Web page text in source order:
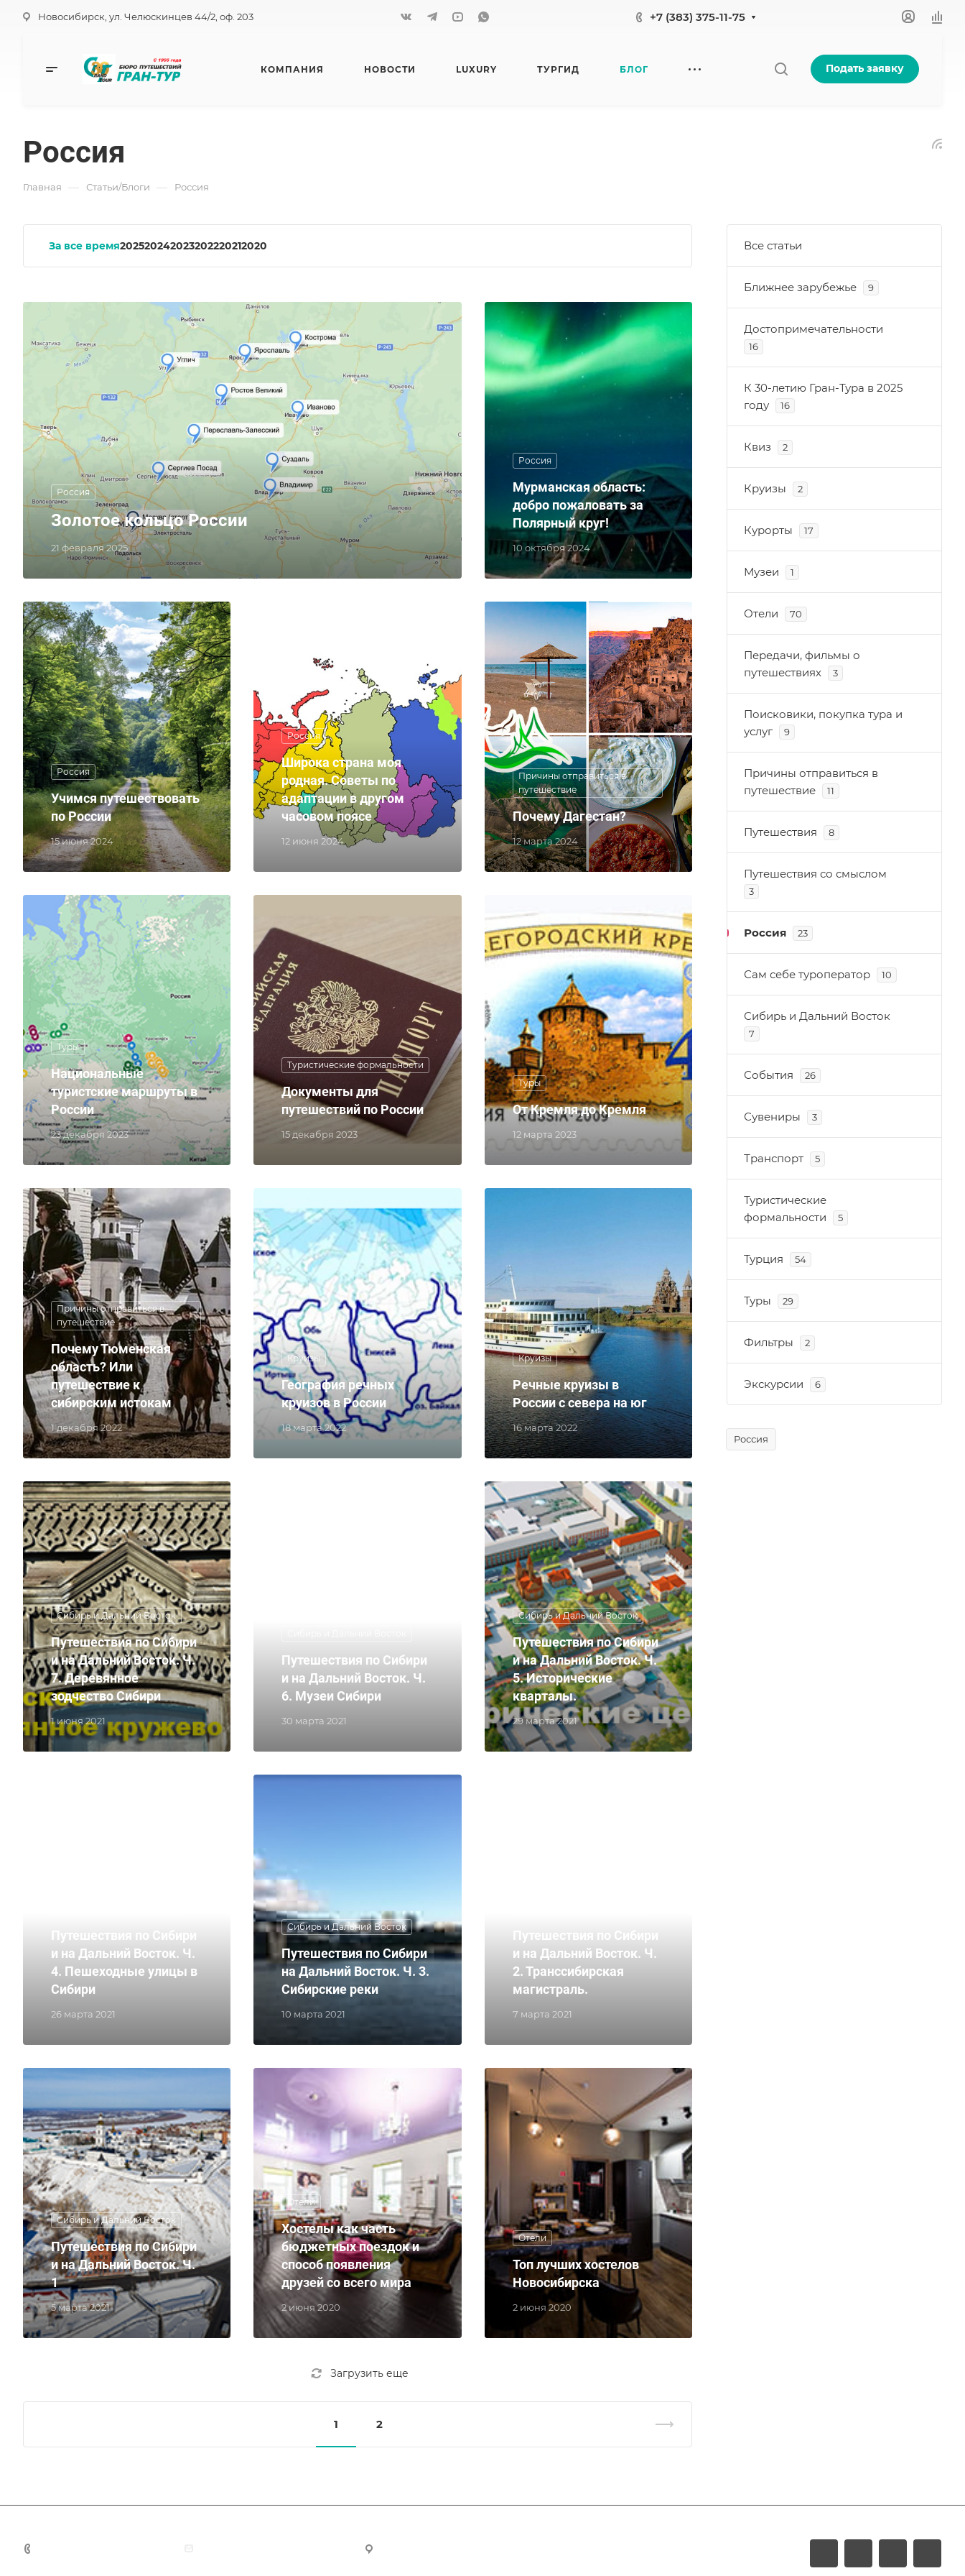
Новосибирск, ул. Челюскинцев 44/2, оф. 203 +7 (383) 375-11-75
КОМПАНИЯ НОВОСТИ LUXURY ТУРГИД БЛОГ Подать заявку
Россия
Главная — Статьи/Блоги — Россия
За все время202520242023202220212020
Россия
21 февраля 2025
Золотое кольцо России
Россия
10 октября 2024
Мурманская область:
добро пожаловать за
Полярный круг!
Россия
15 июня 2024
Учимся путешествовать
по России
Россия
12 июня 2024
Широка страна моя
родная. Советы по
адаптации в другом
часовом поясе
Причины отправиться в
путешествие
12 марта 2024
Почему Дагестан?
Туры
23 декабря 2023
Национальные
туристские маршруты в
России
Туристические формальности
15 декабря 2023
Документы для
путешествий по России
Туры
12 марта 2023
От Кремля до Кремля
Причины отправиться в
путешествие
1 декабря 2022
Почему Тюменская
область? Или
путешествие к
сибирским истокам
Круизы
18 марта 2022
География речных
круизов в России
Круизы
16 марта 2022
Речные круизы в
России с севера на юг
Сибирь и Дальний Восток
1 июня 2021
Путешествия по Сибири
и на Дальний Восток. Ч.
7. Деревянное
зодчество Сибири
30 марта 2021
Путешествия по Сибири
и на Дальний Восток. Ч.
6. Музеи Сибири
Сибирь и Дальний Восток
29 марта 2021
Путешествия по Сибири
и на Дальний Восток. Ч.
5. Исторические
кварталы.
26 марта 2021
Путешествия по Сибири
и на Дальний Восток. Ч.
4. Пешеходные улицы в
Сибири
Сибирь и Дальний Восток
10 марта 2021
Путешествия по Сибири
на Дальний Восток. Ч. 3.
Сибирские реки
7 марта 2021
Путешествия по Сибири
и на Дальний Восток. Ч.
2. Транссибирская
магистраль.
Сибирь и Дальний Восток
5 марта 2021
Путешествия по Сибири
и на Дальний Восток. Ч.
1
Отели
2 июня 2020
Хостелы как часть
бюджетных поездок и
способ появления
друзей со всего мира
Отели
2 июня 2020
Топ лучших хостелов
Новосибирска
Загрузить еще
1 2
Все статьи
Ближнее зарубежье 9
Достопримечательности
16
К 30-летию Гран-Тура в 2025
году
16
Квиз 2
Круизы 2
Курорты 17
Музеи 1
Отели 70
Передачи, фильмы о
путешествиях
3
Поисковики, покупка тура и
услуг
9
Причины отправиться в
путешествие
11
Путешествия 8
Путешествия со смыслом
3
Россия 23
Сам себе туроператор 10
Сибирь и Дальний Восток
7
События 26
Сувениры 3
Транспорт 5
Туристические
формальности
5
Турция 54
Туры 29
Фильтры 2
Экскурсии 6
Россия